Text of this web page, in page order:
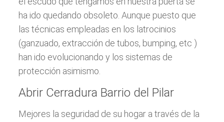
ha ido quedando obsoleto. Aunque puesto que
las técnicas empleadas en los latrocinios
(ganzuado, extracción de tubos, bumping, etc )
han ido evolucionando y los sistemas de
protección asimismo.
Abrir Cerradura Barrio del Pilar
Mejores la seguridad de su hogar a través de la